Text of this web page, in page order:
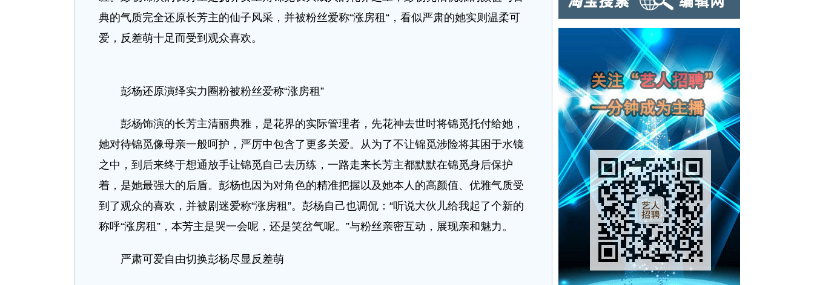
典的气质完全还原长芳主的仙子风采，并被粉丝爱称“涨房租“，看似严肃的她实则温柔可
爱，反差萌十足而受到观众喜欢。
彭杨还原演绎实力圈粉被粉丝爱称“涨房租”
彭杨饰演的长芳主清丽典雅，是花界的实际管理者，先花神去世时将锦觅托付给她，
她对待锦觅像母亲一般呵护，严厉中包含了更多关爱。从为了不让锦觅涉险将其困于水镜
之中，到后来终于想通放手让锦觅自己去历练，一路走来长芳主都默默在锦觅身后保护
着，是她最强大的后盾。彭杨也因为对角色的精准把握以及她本人的高颜值、优雅气质受
到了观众的喜欢，并被剧迷爱称“涨房租”。彭杨自己也调侃：“听说大伙儿给我起了个新的
称呼“涨房租”，本芳主是哭一会呢，还是笑岔气呢。”与粉丝亲密互动，展现亲和魅力。
严肃可爱自由切换彭杨尽显反差萌